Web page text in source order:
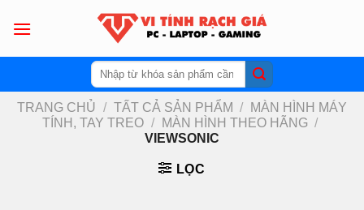
Tìm
kiếm:
TRANG CHỦ / TẤT CẢ SẢN PHẨM /
MÀN HÌNH MÁY
TÍNH, TAY TREO / MÀN HÌNH THEO HÃNG /
VIEWSONIC
LỌC